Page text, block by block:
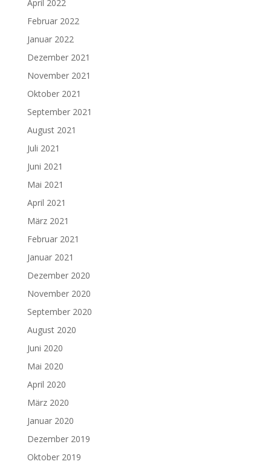
April 2022
Februar 2022
Januar 2022
Dezember 2021
November 2021
Oktober 2021
September 2021
August 2021
Juli 2021
Juni 2021
Mai 2021
April 2021
März 2021
Februar 2021
Januar 2021
Dezember 2020
November 2020
September 2020
August 2020
Juni 2020
Mai 2020
April 2020
März 2020
Januar 2020
Dezember 2019
Oktober 2019